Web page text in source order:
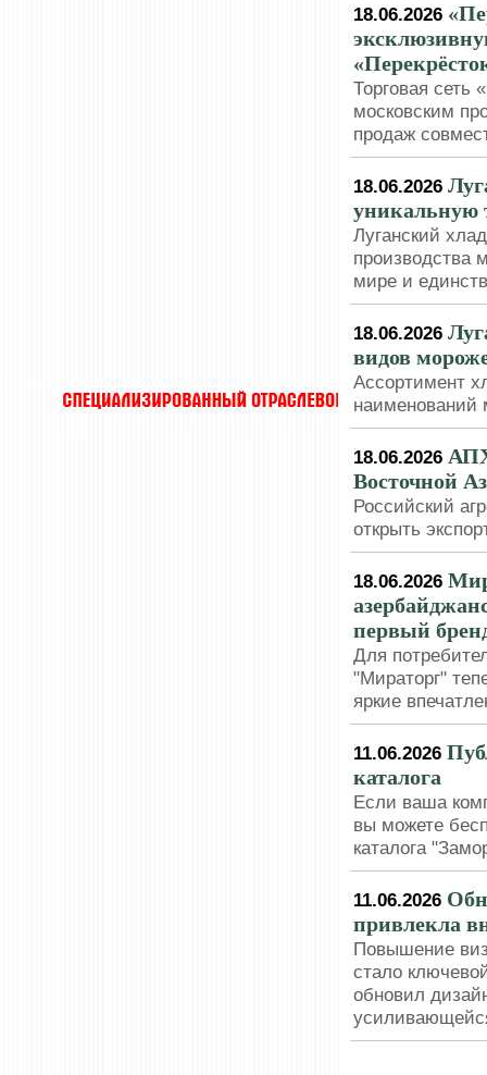
18.06.2026
Торговая сеть
московским
продаж
18.06.2026
уникальную
Луганский
производства
мире и
18.06.2026
видов
Ассортимент
наименований
18.06.2026
Восточной
Российский
открыть
18.06.2026
первый
Для
"Мираторг"
яркие
11.06.2026
каталога
Если ваша
вы можете
каталога
11.06.2026
привлекла
Повышение
стало
обновил